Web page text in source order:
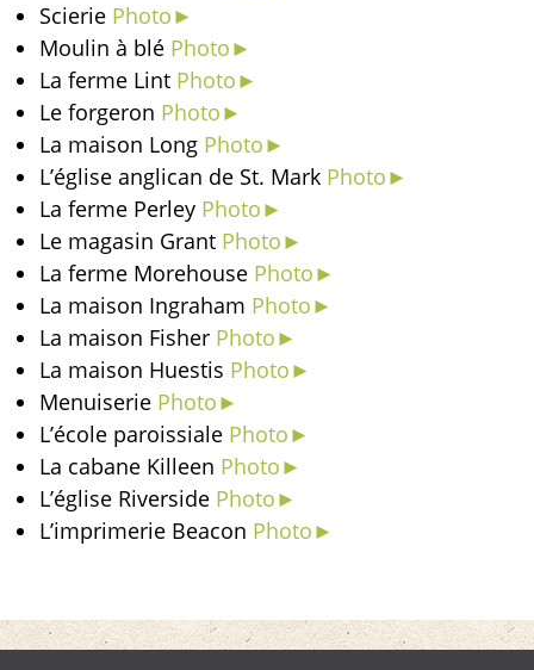
Scierie Photo►
Moulin à blé Photo►
La ferme Lint Photo►
Le forgeron Photo►
La maison Long Photo►
L’église anglican de St. Mark Photo►
La ferme Perley Photo►
Le magasin Grant Photo►
La ferme Morehouse Photo►
La maison Ingraham Photo►
La maison Fisher Photo►
La maison Huestis Photo►
Menuiserie Photo►
L’école paroissiale Photo►
La cabane Killeen Photo►
L’église Riverside Photo►
L’imprimerie Beacon Photo►